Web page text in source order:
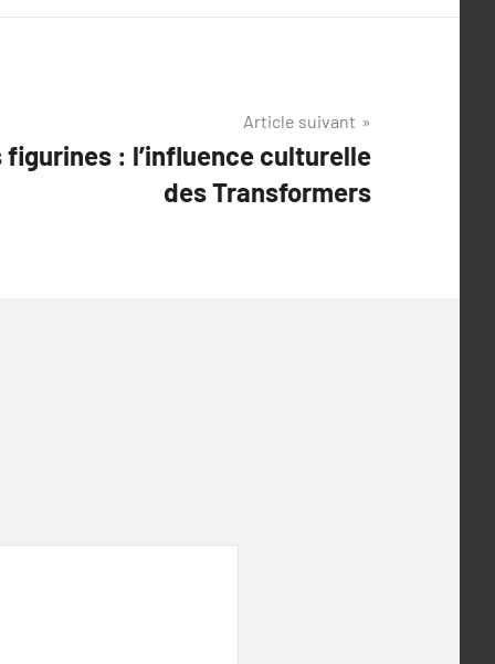
Article suivant
figurines : l’influence culturelle
des Transformers